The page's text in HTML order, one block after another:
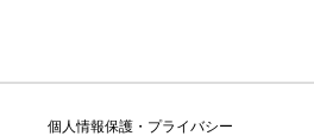
個人情報保護・プライバシー